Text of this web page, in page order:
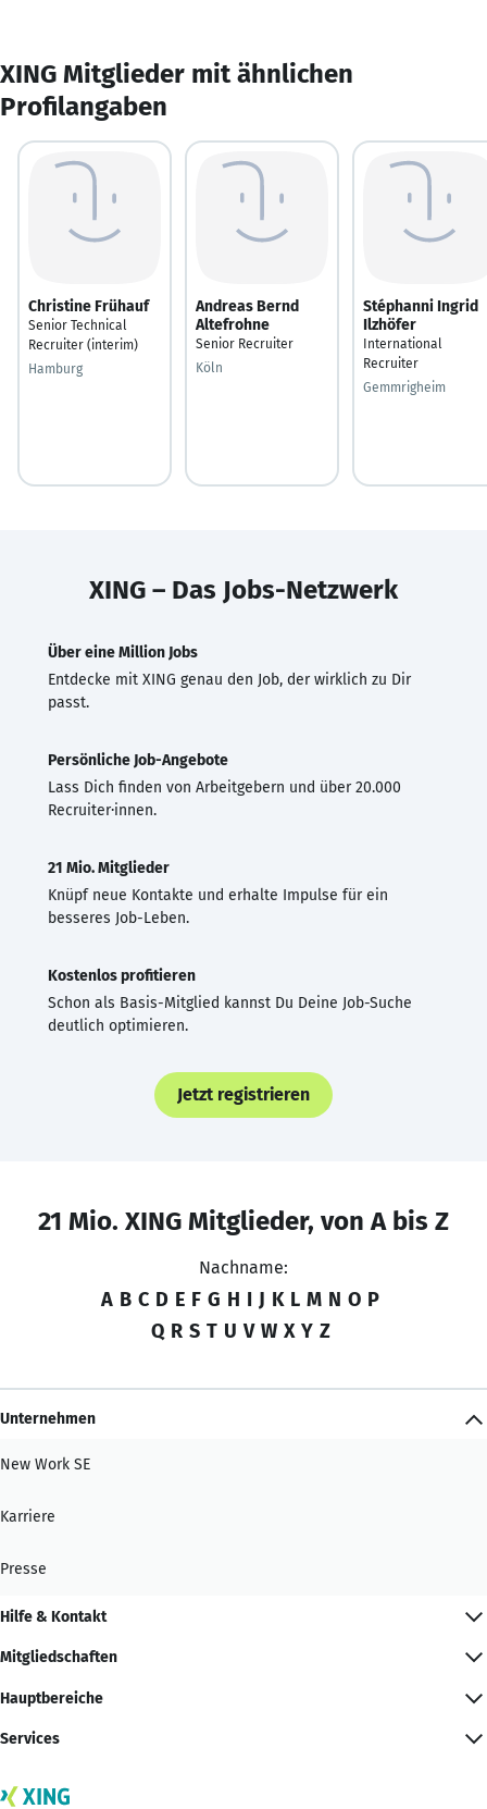
XING Mitglieder mit ähnlichen
Profilangaben
Christine Frühauf
Senior Technical
Recruiter (interim)
Hamburg
Andreas Bernd
Altefrohne
Senior Recruiter
Köln
Stéphanni Ingrid
Ilzhöfer
International
Recruiter
Gemmrigheim
XING – Das Jobs-Netzwerk
Über eine Million Jobs
Entdecke mit XING genau den Job, der wirklich zu Dir
passt.
Persönliche Job-Angebote
Lass Dich finden von Arbeitgebern und über 20.000
Recruiter·innen.
21 Mio. Mitglieder
Knüpf neue Kontakte und erhalte Impulse für ein
besseres Job-Leben.
Kostenlos profitieren
Schon als Basis-Mitglied kannst Du Deine Job-Suche
deutlich optimieren.
Jetzt registrieren
21 Mio. XING Mitglieder, von A bis Z
Nachname:
A B C D E F G H I J K L M N O P
Q R S T U V W X Y Z
Unternehmen
New Work SE
Karriere
Presse
Hilfe & Kontakt
Mitgliedschaften
Hauptbereiche
Services